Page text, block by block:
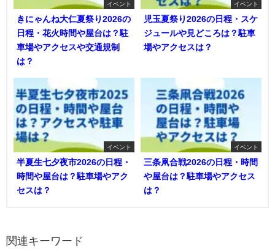
イベント
きにゃんね大仁夏祭り2026の
日程・花火時間や屋台は？駐
車場やアクセスや交通規制
は？
イベント
児玉夏祭り2026の日程・スケ
ジュールや見どころは？駐車
場やアクセスは？
イベント
半夏生七夕夜市2026の日程・
時間や屋台は？駐車場やアク
セスは？
イベント
三条凧合戦2026の日程・時間
や屋台は？駐車場やアクセス
は？
関連キーワード